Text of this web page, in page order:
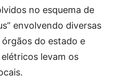
no esquema de
envolvendo diversas
do estado e
levam os